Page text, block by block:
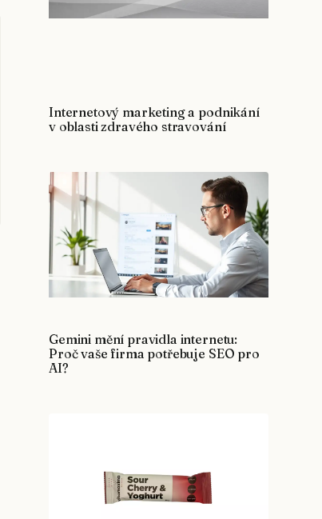
Internetový marketing a podnikání
v oblasti zdravého stravování
Gemini mění pravidla internetu:
Proč vaše firma potřebuje SEO pro
AI?